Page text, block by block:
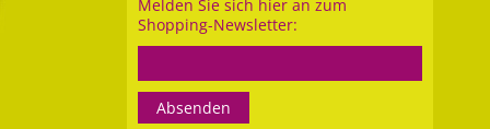
Melden Sie sich hier an zum
Shopping-Newsletter: